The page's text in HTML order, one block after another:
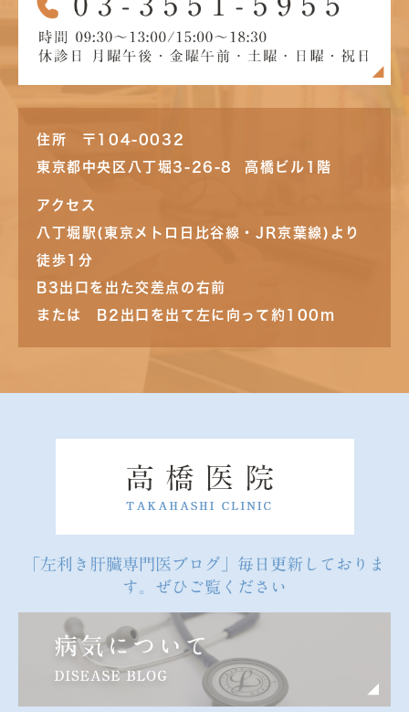
住所 〒104-0032
東京都中央区八丁堀3-26-8 高橋ビル1階
アクセス
八丁堀駅(東京メトロ日比谷線・JR京葉線)より
徒歩1分
B3出口を出た交差点の右前
または B2出口を出て左に向って約100m
「左利き肝臓専門医ブログ」毎日更新しておりま
す。ぜひご覧ください